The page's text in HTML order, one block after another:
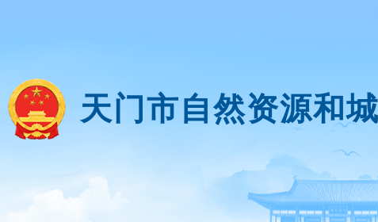
天门市自然资源和